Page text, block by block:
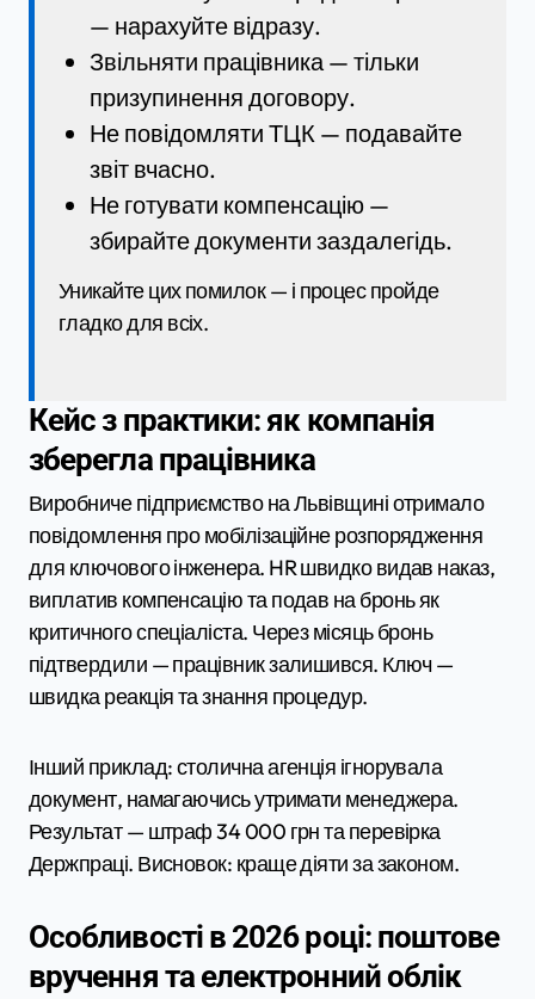
— нарахуйте відразу.
Звільняти працівника — тільки
призупинення договору.
Не повідомляти ТЦК — подавайте
звіт вчасно.
Не готувати компенсацію —
збирайте документи заздалегідь.
Уникайте цих помилок — і процес пройде
гладко для всіх.
Кейс з практики: як компанія
зберегла працівника
Виробниче підприємство на Львівщині отримало
повідомлення про мобілізаційне розпорядження
для ключового інженера. HR швидко видав наказ,
виплатив компенсацію та подав на бронь як
критичного спеціаліста. Через місяць бронь
підтвердили — працівник залишився. Ключ —
швидка реакція та знання процедур.
Інший приклад: столична агенція ігнорувала
документ, намагаючись утримати менеджера.
Результат — штраф 34 000 грн та перевірка
Держпраці. Висновок: краще діяти за законом.
Особливості в 2026 році: поштове
вручення та електронний облік